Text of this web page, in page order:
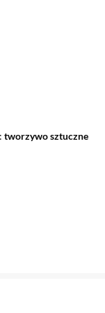
tworzywo sztuczne